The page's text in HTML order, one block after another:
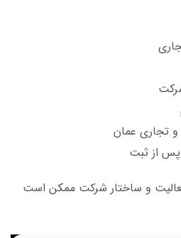
و تجاری عمان
از ثبت
و ساختار شرکت ممکن است